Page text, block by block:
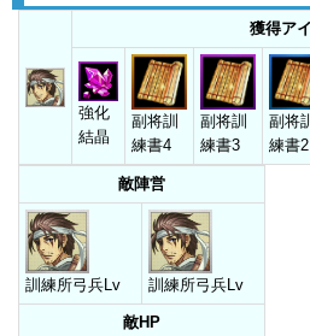
獲得ア
強化
結晶
副将訓
練書4
副将訓
練書3
副将
練書2
敵陣営
訓練所弓兵Lv 訓練所弓兵Lv
敵HP